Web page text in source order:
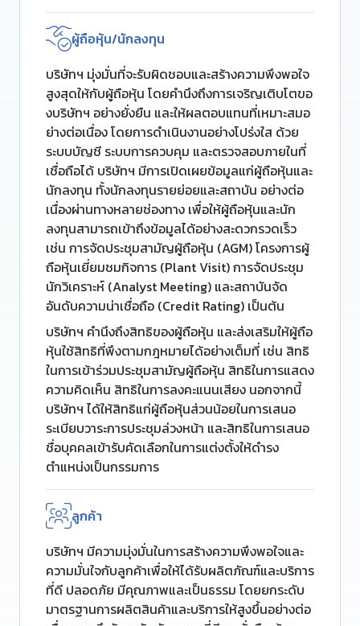
ผู้ถือหุ้น/นักลงทุน
บริษัทฯ มุ่งมั่นที่จะรับผิดชอบและสร้างความพึงพอใจ
สูงสุดให้กับผู้ถือหุ้น โดยคำนึงถึงการเจริญเติบโตขอ
งบริษัทฯ อย่างยั่งยืน และให้ผลตอบแทนที่เหมาะสมอ
ย่างต่อเนื่อง โดยการดำเนินงานอย่างโปร่งใส ด้วย
ระบบบัญชี ระบบการควบคุม และตรวจสอบภายในที่
เชื่อถือได้ บริษัทฯ มีการเปิดเผยข้อมูลแก่ผู้ถือหุ้นและ
นักลงทุน ทั้งนักลงทุนรายย่อยและสถาบัน อย่างต่อ
เนื่องผ่านทางหลายช่องทาง เพื่อให้ผู้ถือหุ้นและนัก
ลงทุนสามารถเข้าถึงข้อมูลได้อย่างสะดวกรวดเร็ว
เช่น การจัดประชุมสามัญผู้ถือหุ้น (AGM) โครงการผู้
ถือหุ้นเยี่ยมชมกิจการ (Plant Visit) การจัดประชุม
นักวิเคราะห์ (Analyst Meeting) และสถาบันจัด
อันดับความน่าเชื่อถือ (Credit Rating) เป็นต้น
บริษัทฯ คำนึงถึงสิทธิของผู้ถือหุ้น และส่งเสริมให้ผู้ถือ
หุ้นใช้สิทธิที่พึงตามกฎหมายได้อย่างเต็มที่ เช่น สิทธิ
ในการเข้าร่วมประชุมสามัญผู้ถือหุ้น สิทธิในการแสดง
ความคิดเห็น สิทธิในการลงคะแนนเสียง นอกจากนี้
บริษัทฯ ได้ให้สิทธิแก่ผู้ถือหุ้นส่วนน้อยในการเสนอ
ระเบียบวาระการประชุมล่วงหน้า และสิทธิในการเสนอ
ชื่อบุคคลเข้ารับคัดเลือกในการแต่งตั้งให้ดำรง
ตำแหน่งเป็นกรรมการ
ลูกค้า
บริษัทฯ มีความมุ่งมั่นในการสร้างความพึงพอใจและ
ความมั่นใจกับลูกค้าเพื่อให้ได้รับผลิตภัณฑ์และบริการ
ที่ดี ปลอดภัย มีคุณภาพและเป็นธรรม โดยยกระดับ
มาตรฐานการผลิตสินค้าและบริการให้สูงขึ้นอย่างต่อ